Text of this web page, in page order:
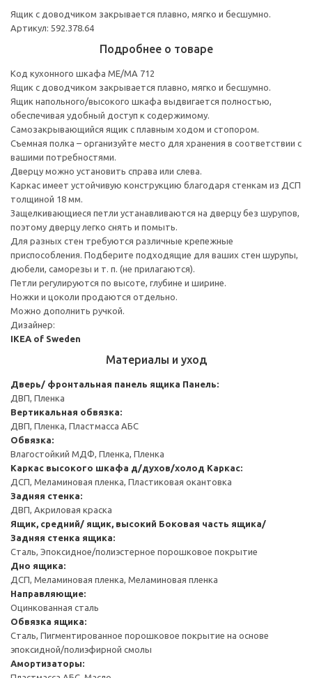
Ящик с доводчиком закрывается плавно, мягко и бесшумно.
Артикул: 592.378.64
Подробнее о товаре
Код кухонного шкафа ME/MA 712
Ящик с доводчиком закрывается плавно, мягко и бесшумно.
Ящик напольного/высокого шкафа выдвигается полностью,
обеспечивая удобный доступ к содержимому.
Cамозакрывающийся ящик с плавным ходом и стопором.
Съемная полка – организуйте место для хранения в соответствии с
вашими потребностями.
Дверцу можно установить справа или слева.
Каркас имеет устойчивую конструкцию благодаря стенкам из ДСП
толщиной 18 мм.
Защелкивающиеся петли устанавливаются на дверцу без шурупов,
поэтому дверцу легко снять и помыть.
Для разных стен требуются различные крепежные
приспособления. Подберите подходящие для ваших стен шурупы,
дюбели, саморезы и т. п. (не прилагаются).
Петли регулируются по высоте, глубине и ширине.
Ножки и цоколи продаются отдельно.
Можно дополнить ручкой.
Дизайнер:
IKEA of Sweden
Материалы и уход
Дверь/ фронтальная панель ящика Панель:
ДВП, Пленка
Вертикальная обвязка:
ДВП, Пленка, Пластмасса АБС
Обвязка:
Влагостойкий МДФ, Пленка, Пленка
Каркас высокого шкафа д/духов/холод Каркас:
ДСП, Меламиновая пленка, Пластиковая окантовка
Задняя стенка:
ДВП, Акриловая краска
Ящик, средний/ ящик, высокий Боковая часть ящика/
Задняя стенка ящика:
Сталь, Эпоксидное/полиэстерное порошковое покрытие
Дно ящика:
ДСП, Меламиновая пленка, Меламиновая пленка
Направляющие:
Оцинкованная сталь
Обвязка ящика:
Сталь, Пигментированное порошковое покрытие на основе
эпоксидной/полиэфирной смолы
Амортизаторы: